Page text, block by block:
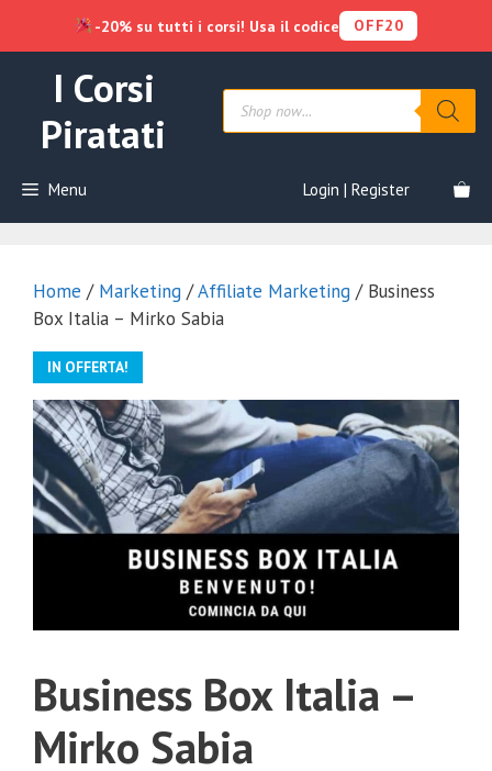
contenuto
I Corsi
Piratati
Products
search
Menu Login | Register
Home / Marketing /Affiliate Marketing / Business
Box Italia – Mirko Sabia
IN OFFERTA!
Business Box Italia –
Mirko Sabia
-20% su tutti i corsi! Usa il codice OFF20